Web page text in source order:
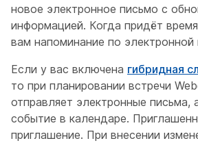
новое электронное письмо с
информацией. Когда придёт
вам напоминание по электронной
Если у вас включена гибридная
то при планировании встречи
отправляет электронные письма,
событие в календаре.
приглашение. При внесении